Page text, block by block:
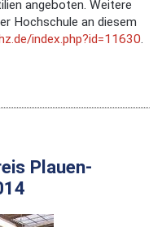
angeboten. Weitere
Hochschule an diesem
index.php?id=11630.
Plauen-